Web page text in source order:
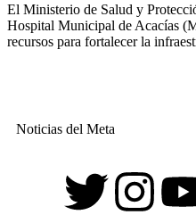
El Ministerio de Salud y
Hospital Municipal de Acacías
recursos para fortalecer la
Noticias del Meta